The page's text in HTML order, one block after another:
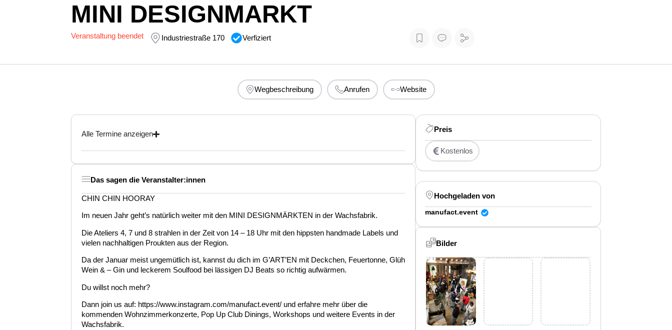
MINI DESIGNMARKT
Veranstaltung beendet Industriestraße 170 Verfiziert
Wegbeschreibung Anrufen Website
Alle Termine anzeigen
Das sagen die Veranstalter:innen
CHIN CHIN HOORAY
Im neuen Jahr geht’s natürlich weiter mit den MINI DESIGNMÄRKTEN in der Wachsfabrik.
Die Ateliers 4, 7 und 8 strahlen in der Zeit von 14 – 18 Uhr mit den hippsten handmade Labels und
vielen nachhaltigen Proukten aus der Region.
Da der Januar meist ungemütlich ist, kannst du dich im G’ART’EN mit Deckchen, Feuertonne, Glüh
Wein & – Gin und leckerem Soulfood bei lässigen DJ Beats so richtig aufwärmen.
Du willst noch mehr?
Dann join us auf: https://www.instagram.com/manufact.event/ und erfahre mehr über die
kommenden Wohnzimmerkonzerte, Pop Up Club Dinings, Workshops und weitere Events in der
Wachsfabrik.
Preis
Kostenlos
Hochgeladen von
manufact.event
Bilder